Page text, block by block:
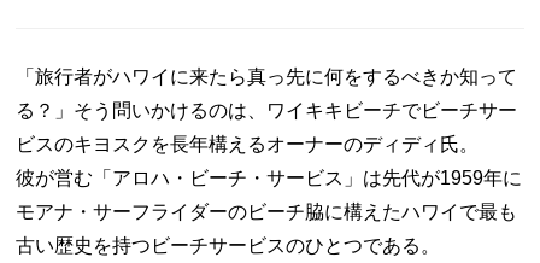
「旅行者がハワイに来たら真っ先に何をするべきか知って
る？」そう問いかけるのは、ワイキキビーチでビーチサー
ビスのキヨスクを長年構えるオーナーのディディ氏。
彼が営む「アロハ・ビーチ・サービス」は先代が1959年に
モアナ・サーフライダーのビーチ脇に構えたハワイで最も
古い歴史を持つビーチサービスのひとつである。